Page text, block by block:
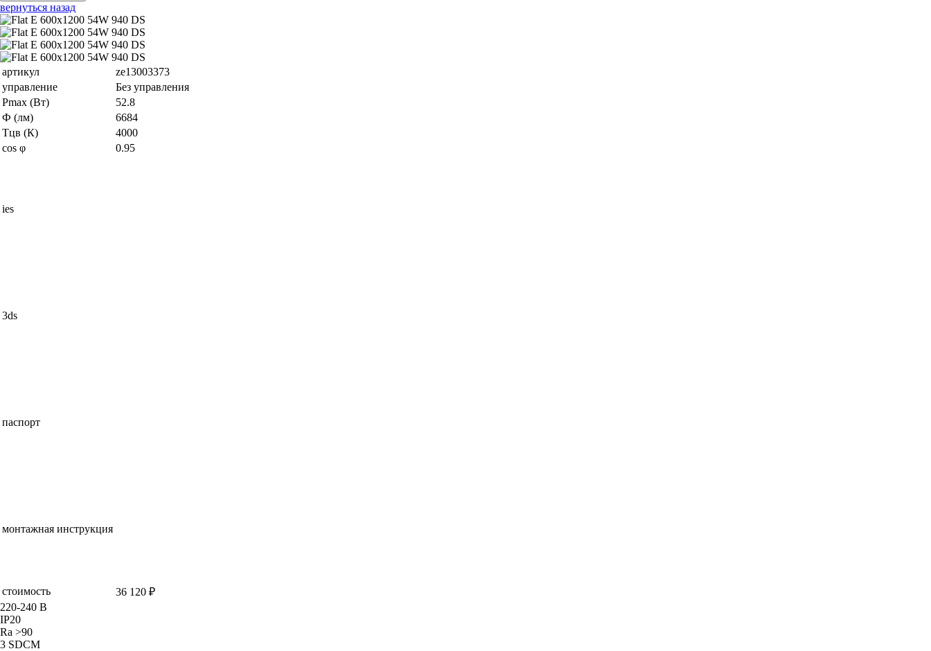
вернуться назад
артикул
ze13003373
управление
Без управления
Pmax (Вт)
52.8
Ф (лм)
6684
Тцв (К)
4000
cos φ
0.95
ies
3ds
паспорт
монтажная инструкция
стоимость
36 120 ₽
220-240 В
IP20
Ra >90
3 SDCM